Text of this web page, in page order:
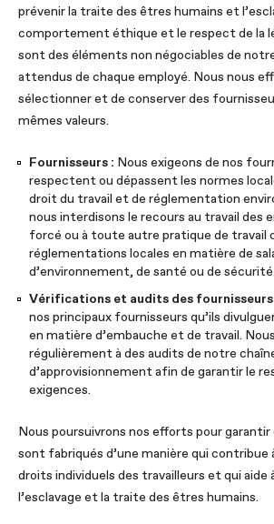
prévenir la traite des êtres humains et
comportement éthique et le respect de la
sont des éléments non négociables de
attendus de chaque employé. Nous nous
sélectionner et de conserver des
mêmes valeurs.
Fournisseurs : Nous exigeons de nos
respectent ou dépassent les normes
droit du travail et de réglementation
nous interdisons le recours au travail des
forcé ou à toute autre pratique de travail
réglementations locales en matière de
d’environnement, de santé ou de sécurité.
Vérifications et audits des fournisseurs
nos principaux fournisseurs qu’ils
en matière d’embauche et de travail.
régulièrement à des audits de notre
d’approvisionnement afin de garantir le
exigences.
Nous poursuivrons nos efforts pour
sont fabriqués d’une manière qui contribue
droits individuels des travailleurs et qui aide
l’esclavage et la traite des êtres humains.